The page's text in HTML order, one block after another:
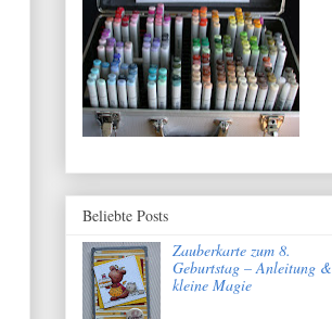
Beliebte Posts
Zauberkarte zum 8.
Geburtstag – Anleitung &
kleine Magie